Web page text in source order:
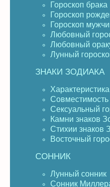
Гороскоп брака
Гороскоп
Гороскоп
Любовный
Любовный
Лунный
ЗНАКИ ЗОДИАКА
Совместимость
Сексуальный
Камни знаков
Стихии знаков
Восточный
СОННИК
Лунный сонник
Сонник